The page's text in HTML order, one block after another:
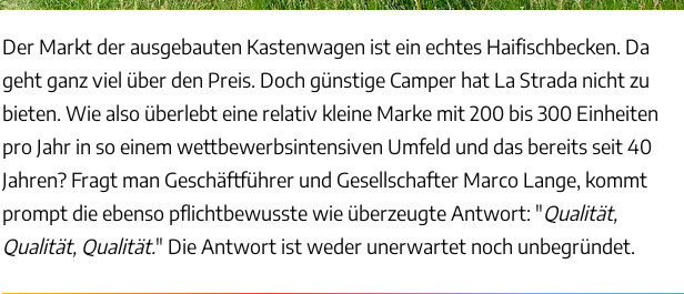
Der Markt der ausgebauten Kastenwagen ist ein echtes Haifischbecken. Da
geht ganz viel über den Preis. Doch günstige Camper hat La Strada nicht zu
bieten. Wie also überlebt eine relativ kleine Marke mit 200 bis 300 Einheiten
pro Jahr in so einem wettbewerbsintensiven Umfeld und das bereits seit 40
Jahren? Fragt man Geschäftführer und Gesellschafter Marco Lange, kommt
prompt die ebenso pflichtbewusste wie überzeugte Antwort: "Qualität,
Qualität, Qualität." Die Antwort ist weder unerwartet noch unbegründet.